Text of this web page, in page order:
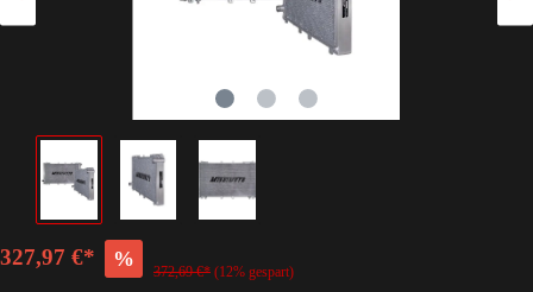
327,97 €* %
372,69 €* (12% gespart)